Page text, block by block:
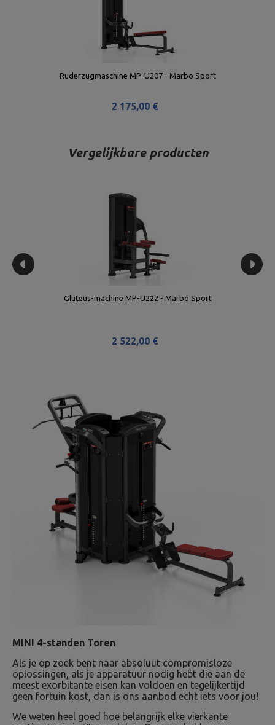
Ruderzugmaschine MP-U207 - Marbo Sport
2 175,00 €
Vergelijkbare producten
Gluteus-machine MP-U222 - Marbo Sport
2 522,00 €
MINI 4-standen Toren
Als je op zoek bent naar absoluut compromisloze
oplossingen, als je apparatuur nodig hebt die aan de
meest exorbitante eisen kan voldoen en tegelijkertijd
geen fortuin kost, dan is ons aanbod echt iets voor jou!
We weten heel goed hoe belangrijk elke vierkante